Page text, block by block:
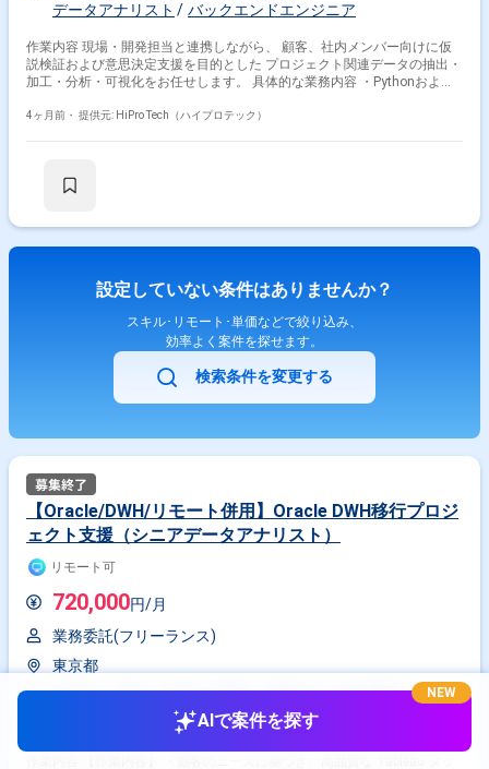
データアナリスト
バックエンドエンジニア
作業内容 現場・開発担当と連携しながら、 顧客、社内メンバー向けに仮
説検証および意思決定支援を目的とした プロジェクト関連データの抽出・
加工・分析・可視化をお任せします。 具体的な業務内容 ・Pythonおよび
Grafana等を用いた可視化 ・分析結果のレポーティング ・必要に応じてク
材が必要となっている。
4ヶ月前・ 提供元: HiPro Tech（ハイプロテック）
設定していない条件はありませんか？
スキル･リモート･単価などで絞り込み、
効率よく案件を探せます。
検索条件を変更する
【Oracle/DWH/リモート併用】Oracle DWH移行プロジ
ェクト支援（シニアデータアナリスト）
リモート可
720,000円/月
業務委託(フリーランス)
東京都
Python
SQL Oracle AWS Tableau
Snowflake
データアナリスト
AIで案件を探す
NEW